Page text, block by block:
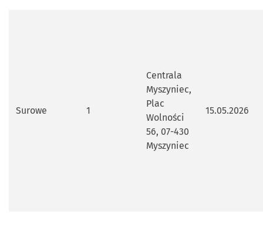
Surowe 1
Centrala
Myszyniec,
Plac
Wolności
56, 07-430
Myszyniec
15.05.2026